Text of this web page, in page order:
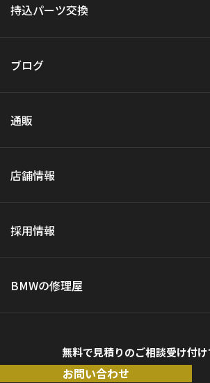
持込パーツ交換
ブログ
通販
店舗情報
採用情報
BMWの修理屋
無料で見積りのご相談受け付
お問い合わせ